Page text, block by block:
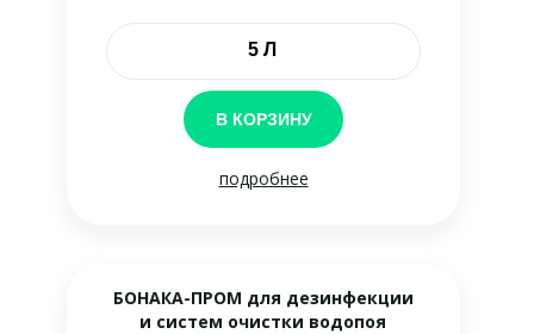
БОНАКА-ПРОМ для дезинфекции
и систем очистки водопоя
подробнее
В КОРЗИНУ
5 Л